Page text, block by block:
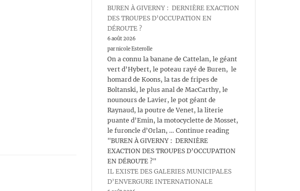
BUREN À GIVERNY : DERNIÈRE EXACTION
DES TROUPES D’OCCUPATION EN
DÉROUTE ?
6 août 2026
par nicole Esterolle
On a connu la banane de Cattelan, le géant
vert d’Hybert, le poteau rayé de Buren, le
homard de Koons, la tas de fripes de
Boltanski, le plus anal de MacCarthy, le
nounours de Lavier, le pot géant de
Raynaud, la poutre de Venet, la literie
puante d’Emin, la motocyclette de Mosset,
le furoncle d’Orlan, … Continue reading
"BUREN À GIVERNY : DERNIÈRE
EXACTION DES TROUPES D’OCCUPATION
EN DÉROUTE ?"
IL EXISTE DES GALERIES MUNICIPALES
D’ENVERGURE INTERNATIONALE